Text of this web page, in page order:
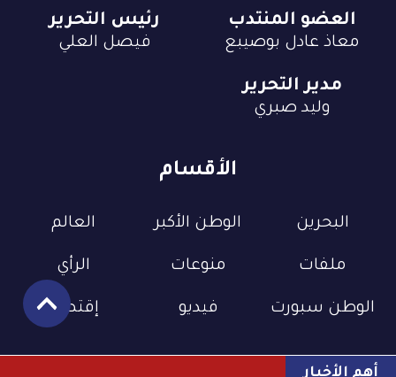
أهم الأخبار
الأقسام
البحرين الوطن الأكبر العالم
ملفات منوعات الرأي
الوطن سبورت فيديو إقتصاد
العضو المنتدب
معاذ عادل بوصيبع
رئيس التحرير
فيصل العلي
مدير التحرير
وليد صبري